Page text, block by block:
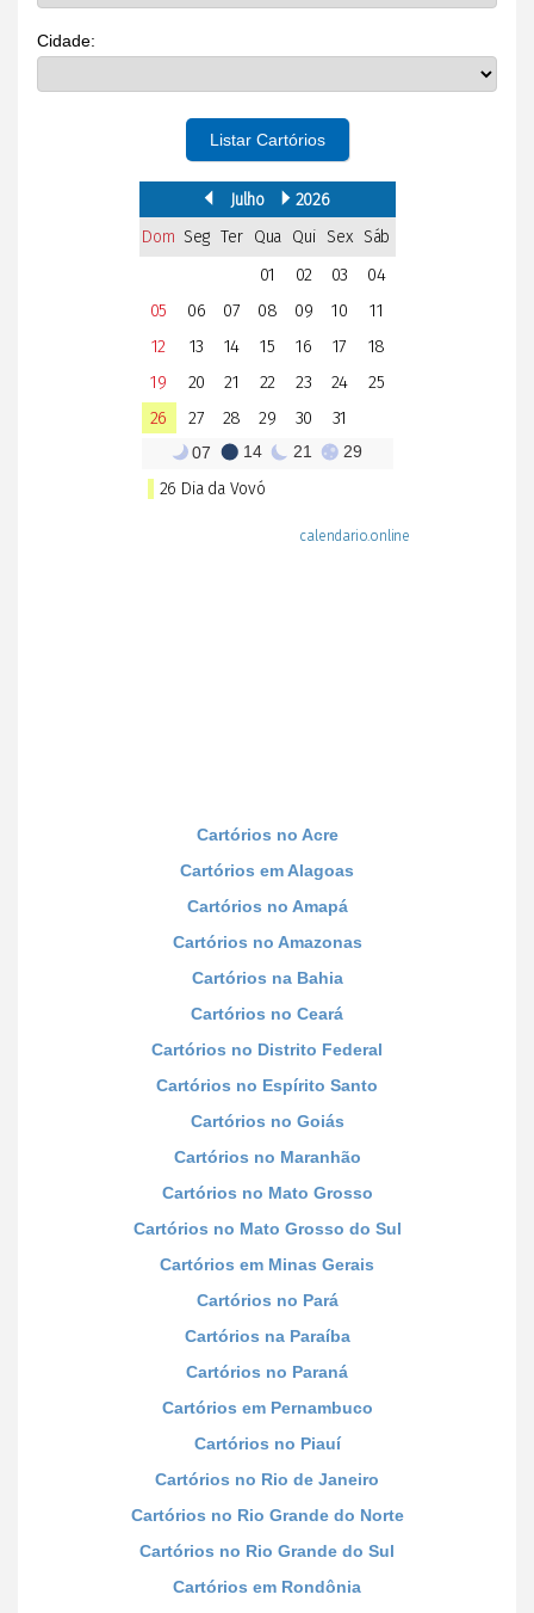
Cidade:
Listar Cartórios
Cartórios no Acre
Cartórios em Alagoas
Cartórios no Amapá
Cartórios no Amazonas
Cartórios na Bahia
Cartórios no Ceará
Cartórios no Distrito Federal
Cartórios no Espírito Santo
Cartórios no Goiás
Cartórios no Maranhão
Cartórios no Mato Grosso
Cartórios no Mato Grosso do Sul
Cartórios em Minas Gerais
Cartórios no Pará
Cartórios na Paraíba
Cartórios no Paraná
Cartórios em Pernambuco
Cartórios no Piauí
Cartórios no Rio de Janeiro
Cartórios no Rio Grande do Norte
Cartórios no Rio Grande do Sul
Cartórios em Rondônia